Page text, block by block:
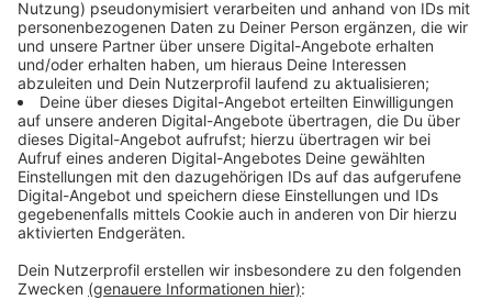
dass immer mindestens 25 OP-Säle einsatzbereit
gehalten werden müssen, sagte Arno Appelhoff von
ver.di Bonn, die dann auch mit mindestens drei
Mitarbeitenden aus Pflege und Anästhesie besetzt
werden müssen. Die Beschäftigten am UKB streiken
für bessere Arbeitsbedingungen. Die Klinik will den
Streik stoppen, es ginge um das Wohl der Patienten,
hieß es. Landgesgesundheitsminister Laumann hatte
sich auf die Seite der Pflegekräfte gestellt, er halte
einen Entlastungstarifvertrag für richtig.
Anzeige